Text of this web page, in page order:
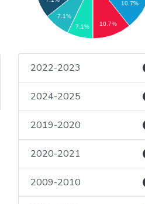
10.7%
7.1%
7.1%
10.7%
2022-2023
2024-2025
2019-2020
2020-2021
2009-2010